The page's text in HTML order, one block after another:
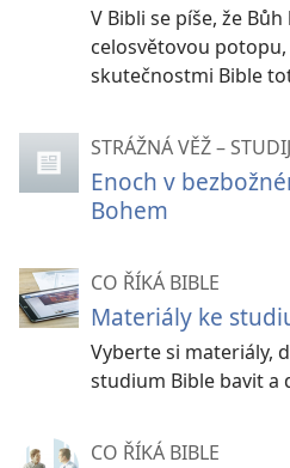
V Bibli se píše, že
celosvětovou potopu,
skutečnostmi Bible
STRÁŽNÁ VĚŽ –
Enoch v
Bohem
CO ŘÍKÁ BIBLE
Materiály ke
Vyberte si materiály,
studium Bible bavit a
CO ŘÍKÁ BIBLE